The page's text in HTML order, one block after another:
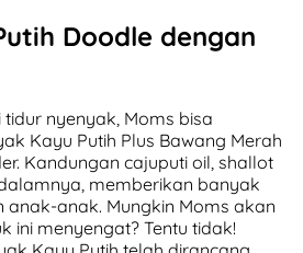
Doodle dengan
nyenyak, Moms bisa
Kayu Putih Plus Bawang Merah
Kandungan cajuputi oil, shallot
memberikan banyak
anak-anak. Mungkin Moms akan
ini menyengat? Tentu tidak!